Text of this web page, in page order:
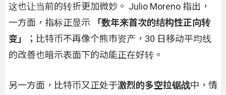
这也让当前的转折更加微妙。 Julio Moreno 指出，
一方面，指标正显示
「数年来首次的结构性正向转
变」
；比特币不再像个熊市资产，30 日移动平均线
的改善也暗示表面下的动能正在好转。
另一方面，比特币又正处于激烈的多空拉锯战中，情